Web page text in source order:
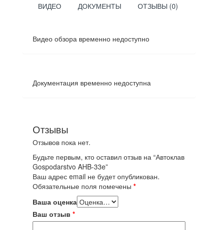
ВИДЕО ДОКУМЕНТЫ ОТЗЫВЫ (0)
Видео обзора временно недоступно
Документация временно недоступна
Отзывы
Отзывов пока нет.
Будьте первым, кто оставил отзыв на “Автоклав
Gospodarstvo AHB-33e”
Ваш адрес email не будет опубликован.
Обязательные поля помечены*
Ваша оценка
Ваш отзыв*